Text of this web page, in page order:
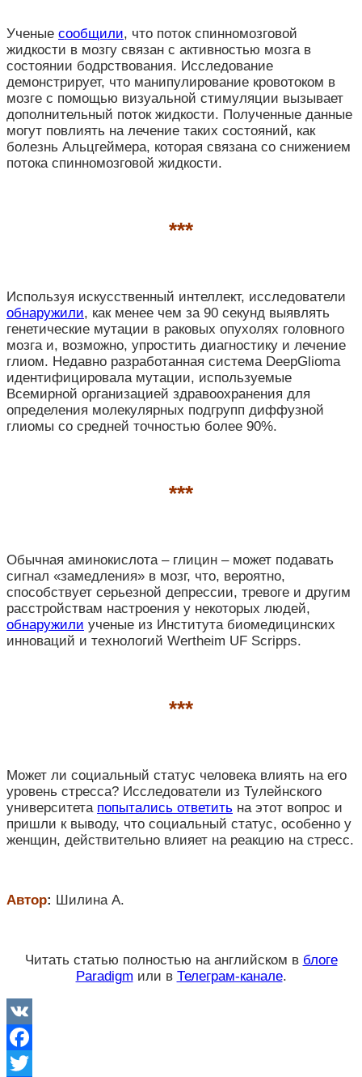
Ученые сообщили, что поток спинномозговой
жидкости в мозгу связан с активностью мозга в
состоянии бодрствования. Исследование
демонстрирует, что манипулирование кровотоком в
мозге с помощью визуальной стимуляции вызывает
дополнительный поток жидкости. Полученные данные
могут повлиять на лечение таких состояний, как
болезнь Альцгеймера, которая связана со снижением
потока спинномозговой жидкости.
***
Используя искусственный интеллект, исследователи
обнаружили, как менее чем за 90 секунд выявлять
генетические мутации в раковых опухолях головного
мозга и, возможно, упростить диагностику и лечение
глиом. Недавно разработанная система DeepGlioma
идентифицировала мутации, используемые
Всемирной организацией здравоохранения для
определения молекулярных подгрупп диффузной
глиомы со средней точностью более 90%.
***
Обычная аминокислота – глицин – может подавать
сигнал «замедления» в мозг, что, вероятно,
способствует серьезной депрессии, тревоге и другим
расстройствам настроения у некоторых людей,
обнаружили ученые из Института биомедицинских
инноваций и технологий Wertheim UF Scripps.
***
Может ли социальный статус человека влиять на его
уровень стресса? Исследователи из Тулейнского
университета попытались ответить на этот вопрос и
пришли к выводу, что социальный статус, особенно у
женщин, действительно влияет на реакцию на стресс.
Автор: Шилина А.
Читать статью полностью на английском в блоге
Paradigm или в Телеграм-канале.
VK
Facebook